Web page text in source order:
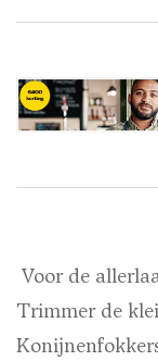
Voor de
Trimmer de